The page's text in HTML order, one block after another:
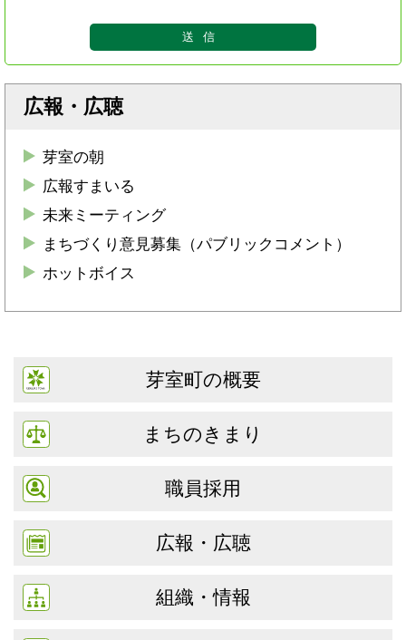
広報・広聴
芽室の朝
広報すまいる
未来ミーティング
まちづくり意見募集（パブリックコメント）
ホットボイス
芽室町の概要
まちのきまり
職員採用
広報・広聴
組織・情報